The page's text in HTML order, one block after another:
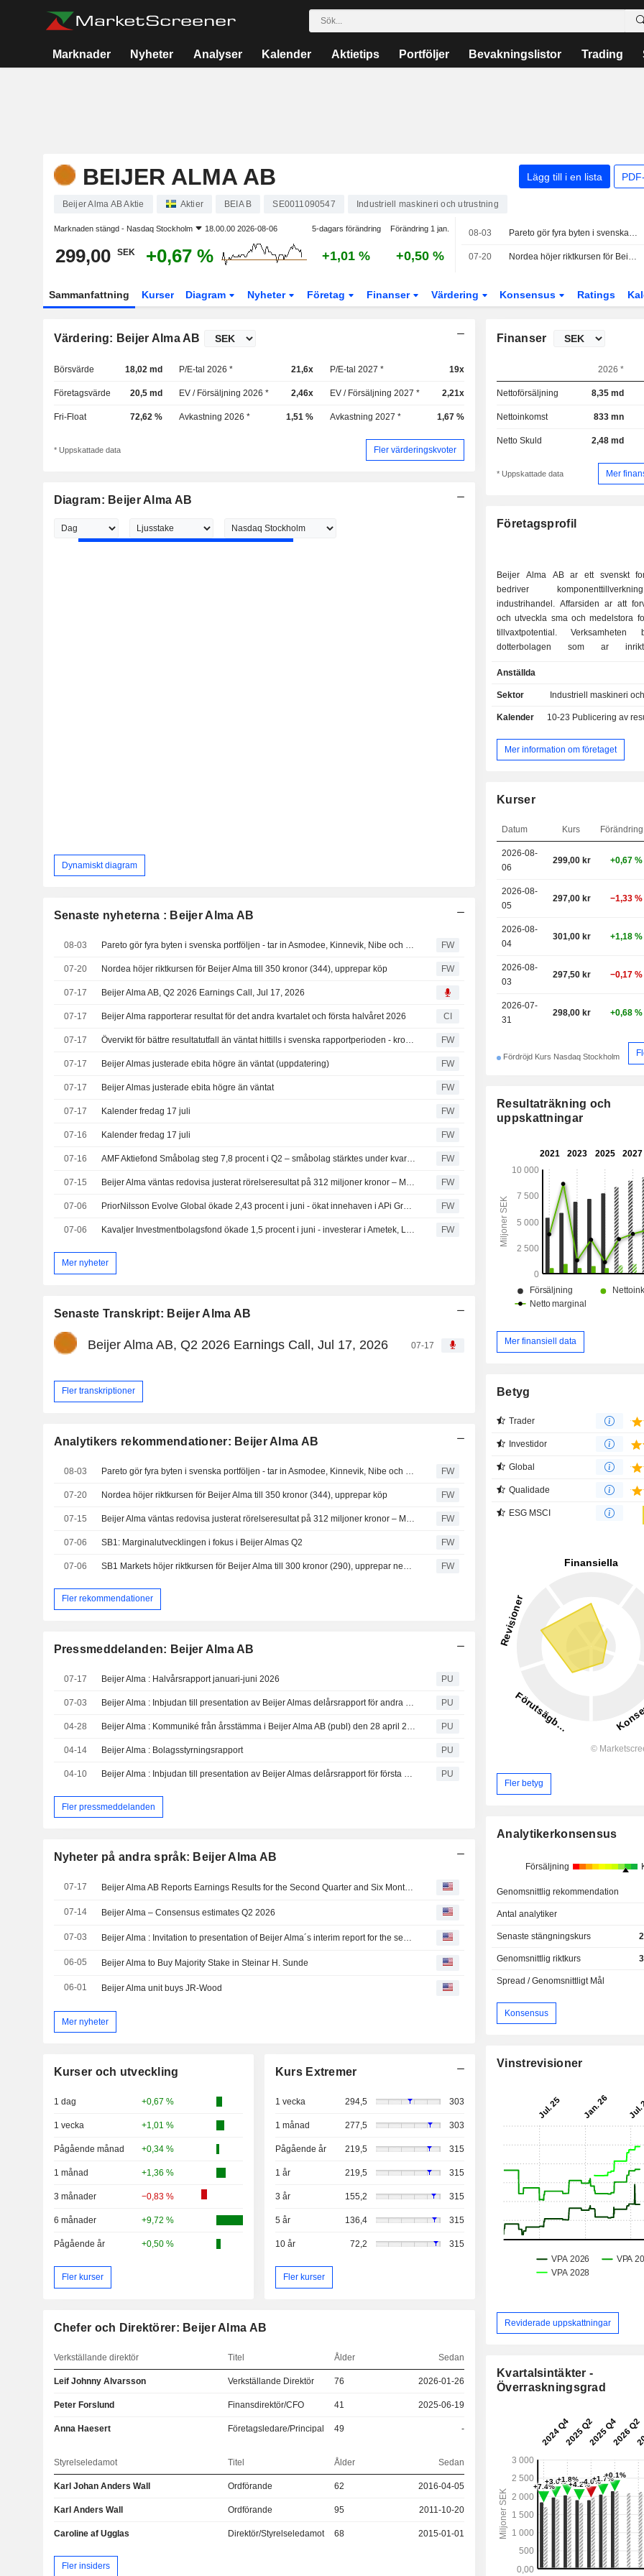
Marknader Nyheter Analyser Kalender Aktietips Portföljer Bevakningslistor Trading
BEIJER ALMA AB Lägg till i en lista
Beijer Alma AB Aktie Aktier BEIA B SE0011090547 Industriell maskineri och utrustning
Marknaden stängd - Nasdaq Stockholm 18.00.00 2026-08-06 5-dagars förändring Förändring 1 jan.
299,00 SEK +0,67 % +1,01 % +0,50 %
08-03 Pareto gör fyra byten i svenska portföljen - tar in Asmodee, Kinnevik, Nibe och Paradox
07-20 Nordea höjer riktkursen för Beijer Alma till 350 kronor (344), upprepar köp
Sammanfattning Kurser Diagram Nyheter Företag Finanser Värdering Konsensus Ratings
Värdering: Beijer Alma AB
Börsvärde 18,02 md P/E-tal 2026 * 21,6x P/E-tal 2027 * 19x
Företagsvärde 20,5 md EV / Försäljning 2026 * 2,46x EV / Försäljning 2027 * 2,21x
Fri-Float 72,62 % Avkastning 2026 * 1,51 % Avkastning 2027 * 1,67 %
* Uppskattade data Fler värderingskvoter
Diagram: Beijer Alma AB
Dynamiskt diagram
Senaste nyheterna : Beijer Alma AB
08-03 Pareto gör fyra byten i svenska portföljen - tar in Asmodee, Kinnevik, Nibe och Paradox FW
07-20 Nordea höjer riktkursen för Beijer Alma till 350 kronor (344), upprepar köp FW
07-17 Beijer Alma AB, Q2 2026 Earnings Call, Jul 17, 2026
07-17 Beijer Alma rapporterar resultat för det andra kvartalet och första halvåret 2026 CI
07-17 Övervikt för bättre resultatutfall än väntat hittills i svenska rapportperioden - kronologisk ordning FW
07-17 Beijer Almas justerade ebita högre än väntat (uppdatering) FW
07-17 Beijer Almas justerade ebita högre än väntat FW
07-17 Kalender fredag 17 juli FW
07-16 Kalender fredag 17 juli FW
07-16 AMF Aktiefond Småbolag steg 7,8 procent i Q2 – småbolag stärktes under kvartalet FW
07-15 Beijer Alma väntas redovisa justerat rörelseresultat på 312 miljoner kronor – Modular FW
07-06 PriorNilsson Evolve Global ökade 2,43 procent i juni - ökat innehaven i APi Group, Blue Bird och Scanfil FW
07-06 Kavaljer Investmentbolagsfond ökade 1,5 procent i juni - investerar i Ametek, Lifco och Siemens FW
Mer nyheter
Senaste Transkript: Beijer Alma AB
Beijer Alma AB, Q2 2026 Earnings Call, Jul 17, 2026 07-17
Fler transkriptioner
Analytikers rekommendationer: Beijer Alma AB
08-03 FW
07-20 Nordea höjer riktkursen för Beijer Alma till 350 kronor (344), upprepar köp FW
07-15 FW
07-06 SB1: Marginalutvecklingen i fokus i Beijer Almas Q2 FW
07-06 FW
Fler rekommendationer
Pressmeddelanden: Beijer Alma AB
07-17 Beijer Alma : Halvårsrapport januari-juni 2026 PU
07-03 Beijer Alma : Inbjudan till presentation av Beijer Almas delårsrapport för andra kvartalet 2026 PU
04-28 Beijer Alma : Kommuniké från årsstämma i Beijer Alma AB (publ) den 28 april 2026 PU
04-14 Beijer Alma : Bolagsstyrningsrapport PU
04-10 Beijer Alma : Inbjudan till presentation av Beijer Almas delårsrapport för första kvartalet 2026 PU
Fler pressmeddelanden
Nyheter på andra språk: Beijer Alma AB
07-17 Beijer Alma AB Reports Earnings Results for the Second Quarter and Six Months Ended June 30, 2026
07-14 Beijer Alma – Consensus estimates Q2 2026
07-03 Beijer Alma : Invitation to presentation of Beijer Alma´s interim report for the second quarter 2026
06-05 Beijer Alma to Buy Majority Stake in Steinar H. Sunde
06-01 Beijer Alma unit buys JR-Wood
Mer nyheter
Kurser och utveckling
1 dag +0,67 %
1 vecka +1,01 %
Pågående månad +0,34 %
1 månad +1,36 %
3 månader −0,83 %
6 månader +9,72 %
Pågående år +0,50 %
Fler kurser
Kurs Extremer
1 vecka 294,5 303
1 månad 277,5 303
Pågående år 219,5 315
1 år 219,5 315
3 år 155,2 315
5 år 136,4 315
10 år 72,2 315
Fler kurser
Chefer och Direktörer: Beijer Alma AB
Verkställande direktör Titel Ålder Sedan
Leif Johnny Alvarsson Verkställande Direktör 76 2026-01-26
Peter Forslund Finansdirektör/CFO 41 2025-06-19
Anna Haesert Företagsledare/Principal 49 -
Styrelseledamot Titel Ålder Sedan
Karl Johan Anders Wall Ordförande 62 2016-04-05
Karl Anders Wall Ordförande 95 2011-10-20
Caroline af Ugglas Direktör/Styrelseledamot 68 2015-01-01
Fler insiders
Finanser
2026 *
Nettoförsäljning 8,35 md
Nettoinkomst 833 mn
Netto Skuld 2,48 md
* Uppskattade data Mer
Företagsprofil
Beijer Alma AB ar ett svenskt
bedriver
industrihandel. Affarsiden ar att
och utveckla sma och medelstora
tillvaxtpotential.
dotterbolagen som ar
leverantor av industrifjadrar,
banddetaljer. Habia Cable ar en
kravande applikationer inom bland
infrastruktur. Beijer Tech ar ett bolag
industrihandel inom omradena
smaltverk. Bolaget har cirka 40
Storbritannien, Tyskland,
Ryssland, Slovakien,
Frankrike och Polen.
Anställda
Sektor Industriell maskineri
Kalender 10-23 Publicering av resultat
Mer information om företaget
Kurser
Datum Kurs Förändring
2026-08-
06
299,00 kr +0,67 %
2026-08-
05
297,00 kr −1,33 %
2026-08-
04
301,00 kr +1,18 %
2026-08-
03
297,50 kr −0,17 %
2026-07-
31
298,00 kr +0,68 %
Fördröjd Kurs Nasdaq Stockholm
Resultaträkning och
uppskattningar
Mer finansiell data
Betyg
Trader
Investidor
Global
Qualidade
ESG MSCI
Fler betyg
Analytikerkonsensus
Försäljning
Genomsnittlig rekommendation
Antal analytiker
Senaste stängningskurs
Genomsnittlig riktkurs
Spread / Genomsnittligt Mål
Konsensus
Vinstrevisioner
Reviderade uppskattningar
Kvartalsintäkter -
Överraskningsgrad